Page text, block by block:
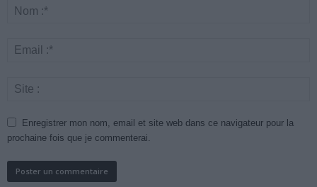
Enregistrer mon nom, email et site web dans ce navigateur pour la
prochaine fois que je commenterai.